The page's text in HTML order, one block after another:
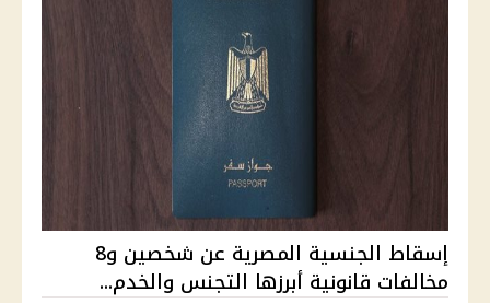
إسقاط الجنسية المصرية عن شخصين و8
مخالفات قانونية أبرزها التجنس والخدم...